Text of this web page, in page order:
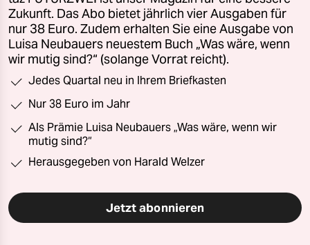
Zukunft. Das Abo bietet jährlich vier Ausgaben für
nur 38 Euro. Zudem erhalten Sie eine Ausgabe von
Luisa Neubauers neuestem Buch „Was wäre, wenn
wir mutig sind?“ (solange Vorrat reicht).
Jedes Quartal neu in Ihrem Briefkasten
Nur 38 Euro im Jahr
Als Prämie Luisa Neubauers „Was wäre, wenn wir
mutig sind?“
Herausgegeben von Harald Welzer
Jetzt abonnieren